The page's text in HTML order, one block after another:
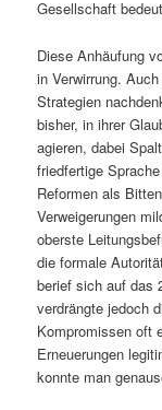
Gesellschaft
Diese Anhäufung
in Verwirrung.
Strategien
bisher, in ihrer
agieren, dabei
friedfertige
Reformen als
Verweigerungen
oberste
die formale
berief sich auf das
verdrängte jedoch
Kompromissen oft
Erneuerungen
konnte man